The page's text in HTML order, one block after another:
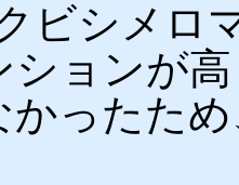
ビシメロ
ションが
かったた